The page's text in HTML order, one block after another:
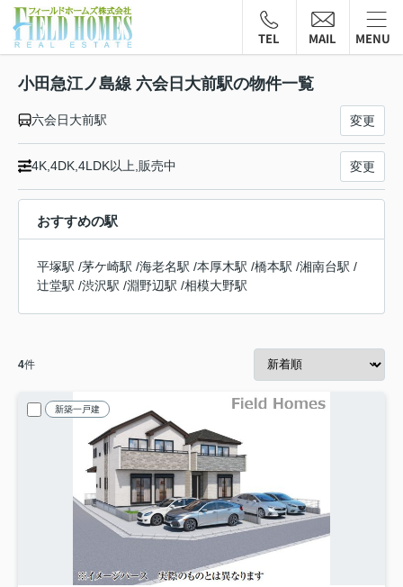
TEL MAIL MENU
小田急江ノ島線 六会日大前駅の物件一覧
六会日大前駅 変更
4K,4DK,4LDK以上,販売中 変更
おすすめの駅
平塚駅 /茅ケ崎駅 /海老名駅 /本厚木駅 /橋本駅 /湘南台駅 /
辻堂駅 /渋沢駅 /淵野辺駅 /相模大野駅
4件
新築一戸建